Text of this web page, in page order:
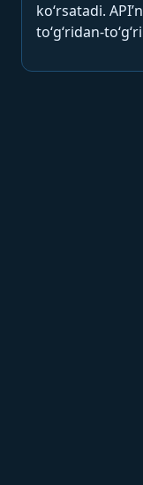
ko‘rsatadi.
to‘g‘ridan-to‘g‘ri